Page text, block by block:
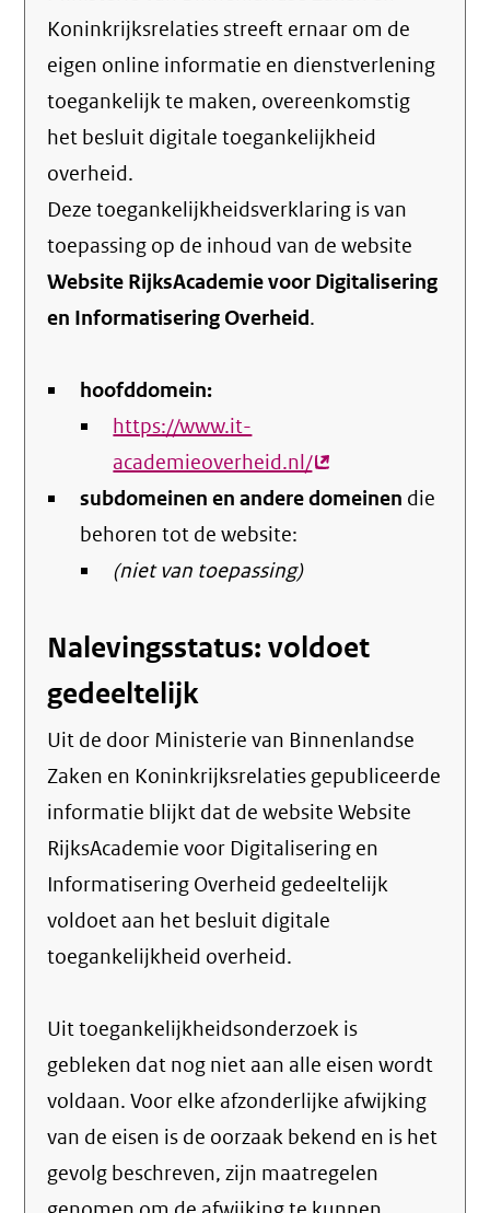
Koninkrijksrelaties streeft ernaar om de
eigen online informatie en dienstverlening
toegankelijk te maken, overeenkomstig
het besluit digitale toegankelijkheid
overheid.
Deze toegankelijkheidsverklaring is van
toepassing op de inhoud van de website
Website RijksAcademie voor Digitalisering
en Informatisering Overheid.
hoofddomein:
https://www.it-
academieoverheid.nl/(externe
link)
subdomeinen en andere domeinen die
behoren tot de website:
(niet van toepassing)
Nalevingsstatus: voldoet
gedeeltelijk
Uit de door Ministerie van Binnenlandse
Zaken en Koninkrijksrelaties gepubliceerde
informatie blijkt dat de website Website
RijksAcademie voor Digitalisering en
Informatisering Overheid gedeeltelijk
voldoet aan het besluit digitale
toegankelijkheid overheid.
Uit toegankelijkheidsonderzoek is
gebleken dat nog niet aan alle eisen wordt
voldaan. Voor elke afzonderlijke afwijking
van de eisen is de oorzaak bekend en is het
gevolg beschreven, zijn maatregelen